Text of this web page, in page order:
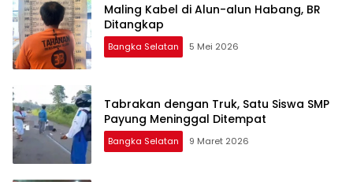
Maling Kabel di Alun-alun Habang, BR
Ditangkap
Bangka Selatan 5 Mei 2026
Tabrakan dengan Truk, Satu Siswa SMP
Payung Meninggal Ditempat
Bangka Selatan 9 Maret 2026